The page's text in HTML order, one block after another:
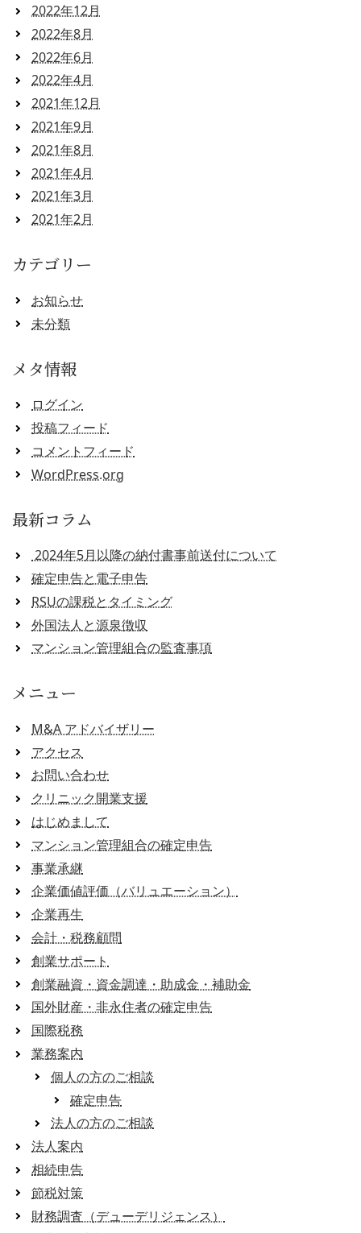
2022年12月
2022年8月
2022年6月
2022年4月
2021年12月
2021年9月
2021年8月
2021年4月
2021年3月
2021年2月
カテゴリー
お知らせ
未分類
メタ情報
ログイン
投稿フィード
コメントフィード
WordPress.org
最新コラム
2024年5月以降の納付書事前送付について
確定申告と電子申告
RSUの課税とタイミング
外国法人と源泉徴収
マンション管理組合の監査事項
メニュー
M&A アドバイザリー
アクセス
お問い合わせ
クリニック開業支援
はじめまして
マンション管理組合の確定申告
事業承継
企業価値評価（バリュエーション）
企業再生
会計・税務顧問
創業サポート
創業融資・資金調達・助成金・補助金
国外財産・非永住者の確定申告
国際税務
業務案内
個人の方のご相談
確定申告
法人の方のご相談
法人案内
相続申告
節税対策
財務調査（デューデリジェンス）